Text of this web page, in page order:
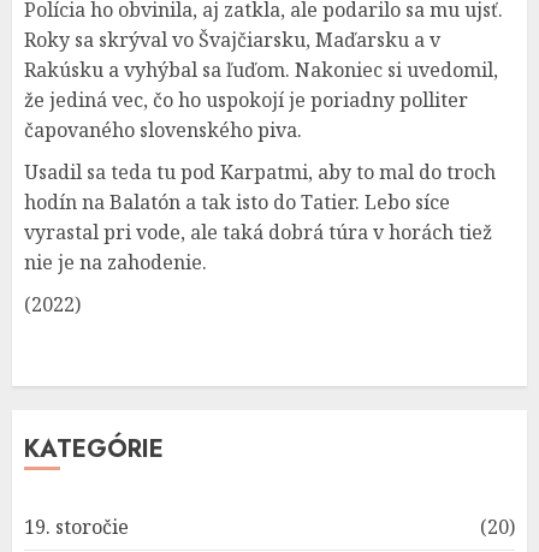
Polícia ho obvinila, aj zatkla, ale podarilo sa mu ujsť.
Roky sa skrýval vo Švajčiarsku, Maďarsku a v
Rakúsku a vyhýbal sa ľuďom. Nakoniec si uvedomil,
že jediná vec, čo ho uspokojí je poriadny polliter
čapovaného slovenského piva.
Usadil sa teda tu pod Karpatmi, aby to mal do troch
hodín na Balatón a tak isto do Tatier. Lebo síce
vyrastal pri vode, ale taká dobrá túra v horách tiež
nie je na zahodenie.
(2022)
KATEGÓRIE
19. storočie
(20)